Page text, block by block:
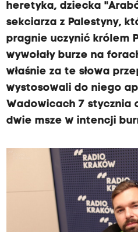
heretyka, dziecka
sekciarza z Palestyny,
pragnie uczynić królem
wywołały burze na
właśnie za te słowa
wystosowali do niego
Wadowicach 7 stycznia
dwie msze w intencji